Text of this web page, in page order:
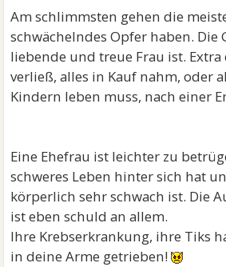
Am schlimmsten gehen die
schwächelndes Opfer haben. Die
liebende und treue Frau ist.
verließ, alles in Kauf nahm, oder
Kindern leben muss, nach einer
Eine Ehefrau ist leichter zu
schweres Leben hinter sich hat
körperlich sehr schwach ist. Die
ist eben schuld an allem.
Ihre Krebserkrankung, ihre Tiks
in deine Arme getrieben!